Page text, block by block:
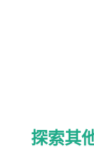
探索其